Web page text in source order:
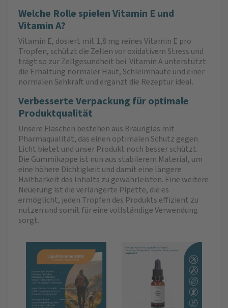
Welche Rolle spielen Vitamin E und
Vitamin A?
Vitamin E, dosiert mit 1,8 mg reines Vitamin E pro
Tropfen, schützt die Zellen vor oxidativem Stress und
trägt so zur Zellgesundheit bei. Vitamin A unterstützt
die Erhaltung normaler Haut, Schleimhäute und einer
normalen Sehkraft und ergänzt die Rezeptur ideal.
Verbesserte Verpackung für optimale
Produktqualität
Unsere Flaschen bestehen aus Braunglas mit
Pharmaqualität, das einen optimalen Schutz gegen
Licht bietet und unser Produkt noch besser schützt.
Die Gummikappe ist nun aus stabilerem Material, um
eine höhere Dichtigkeit und damit eine längere
Haltbarkeit des Inhalts zu gewährleisten. Eine weitere
Neuerung ist die verlängerte Pipette, die es
ermöglicht, jeden Tropfen des Produkts effizient zu
nutzen und somit für eine vollständige Verwendung
sorgt.